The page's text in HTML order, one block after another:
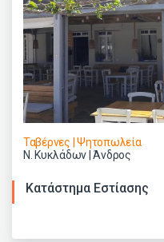
Ταβέρνες | Ψητοπωλεία
Ν. Κυκλάδων | Άνδρος
Κατάστημα Εστίασης